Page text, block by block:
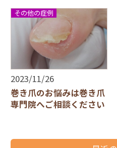
その他の症例
2023/11/26
巻き爪のお悩みは巻き爪
専門院へご相談ください